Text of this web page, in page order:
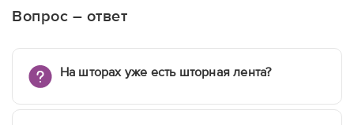
Вопрос – ответ
На шторах уже есть шторная лента?